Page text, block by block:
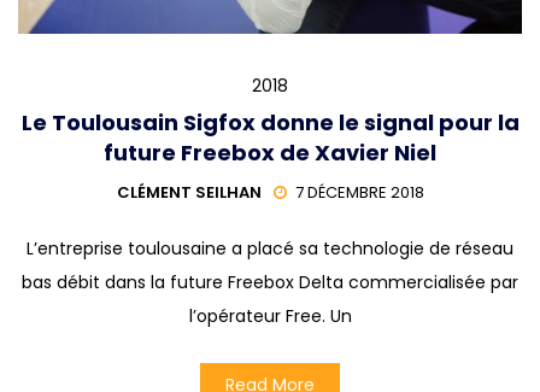
2018
Le Toulousain Sigfox donne le signal pour la
future Freebox de Xavier Niel
CLÉMENT SEILHAN 7 DÉCEMBRE 2018
L’entreprise toulousaine a placé sa technologie de réseau
bas débit dans la future Freebox Delta commercialisée par
l’opérateur Free. Un
Read More